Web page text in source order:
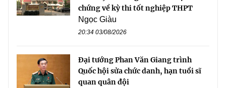
chứng về kỳ thi tốt nghiệp THPT
Ngọc Giàu
20:34 03/08/2026
Đại tướng Phan Văn Giang trình
Quốc hội sửa chức danh, hạn tuổi sĩ
quan quân đội